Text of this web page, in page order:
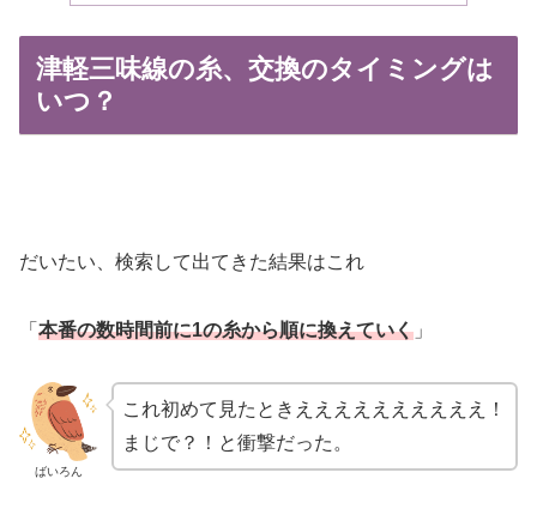
津軽三味線の糸、交換のタイミングは
いつ？
だいたい、検索して出てきた結果はこれ
「 本番の数時間前に1の糸から順に換えていく 」
ばいろん
これ初めて見たときええええええええええ！
まじで？！と衝撃だった。